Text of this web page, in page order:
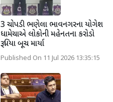
3 ચોપડી ભણેલા ભાવનગરના યોગેશ
ધામેચાએ લોકોની મહેનતના કરોડો
રૂપિયા બૂચ માર્યા
Published On 11 Jul 2026 13:35:15